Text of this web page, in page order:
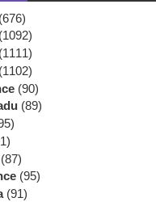
(676)
(1092)
(1111)
(1102)
(90)
(89)
(87)
(95)
(91)